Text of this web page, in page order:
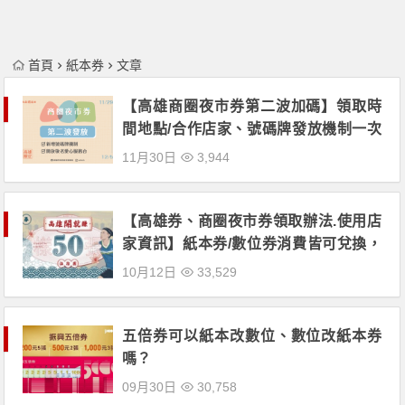
首頁 紙本券 文章
【高雄商圈夜市券第二波加碼】領取時
間地點/合作店家、號碼牌發放機制一次
看！
11月30日 3,944
【高雄券、商圈夜市券領取辦法.使用店
家資訊】紙本券/數位券消費皆可兌換，
最高1000面額！商圈夜市券享200換400
10月12日 33,529
五倍券可以紙本改數位、數位改紙本券
嗎？
09月30日 30,758